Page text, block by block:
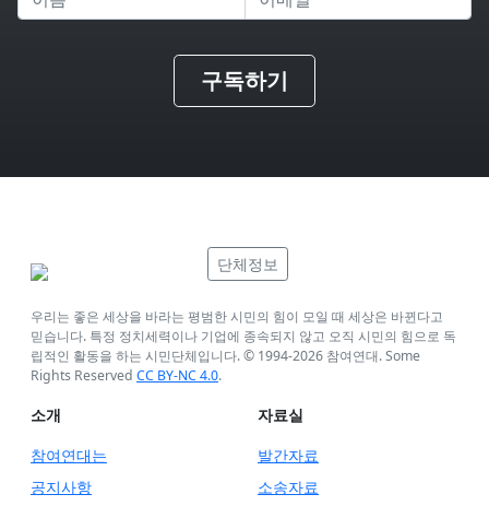
구독하기
단체정보
우리는 좋은 세상을 바라는 평범한 시민의 힘이 모일 때 세상은 바뀐다고
믿습니다. 특정 정치세력이나 기업에 종속되지 않고 오직 시민의 힘으로 독
립적인 활동을 하는 시민단체입니다. © 1994-2026 참여연대. Some
Rights Reserved CC BY-NC 4.0.
소개
참여연대는
공지사항
자료실
발간자료
소송자료